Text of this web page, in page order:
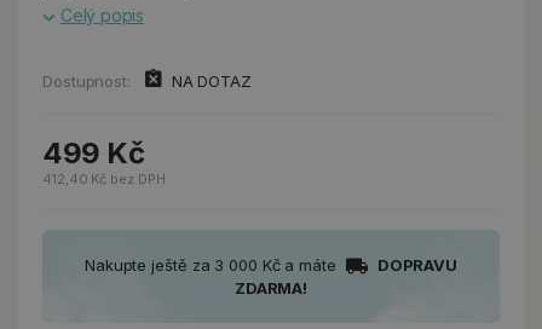
Celý popis
Dostupnost: NA DOTAZ
499 Kč
412,40 Kč bez DPH
Nakupte ještě za 3 000 Kč a máte
DOPRAVU
ZDARMA!